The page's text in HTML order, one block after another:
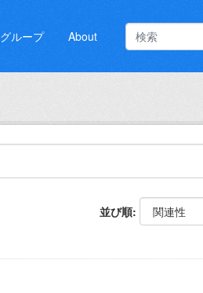
グループ About
並び順